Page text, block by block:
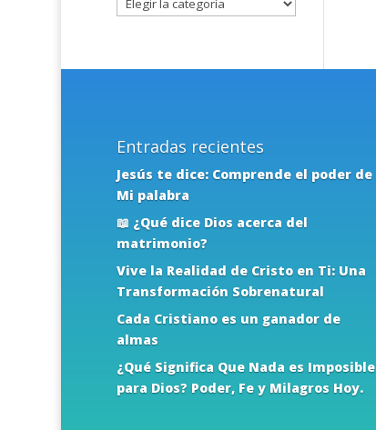
Entradas recientes
Jesús te dice: Comprende el poder de
Mi palabra
📖 ¿Qué dice Dios acerca del
matrimonio?
Vive la Realidad de Cristo en Ti: Una
Transformación Sobrenatural
Cada Cristiano es un ganador de
almas
¿Qué Significa Que Nada es Imposible
para Dios? Poder, Fe y Milagros Hoy.